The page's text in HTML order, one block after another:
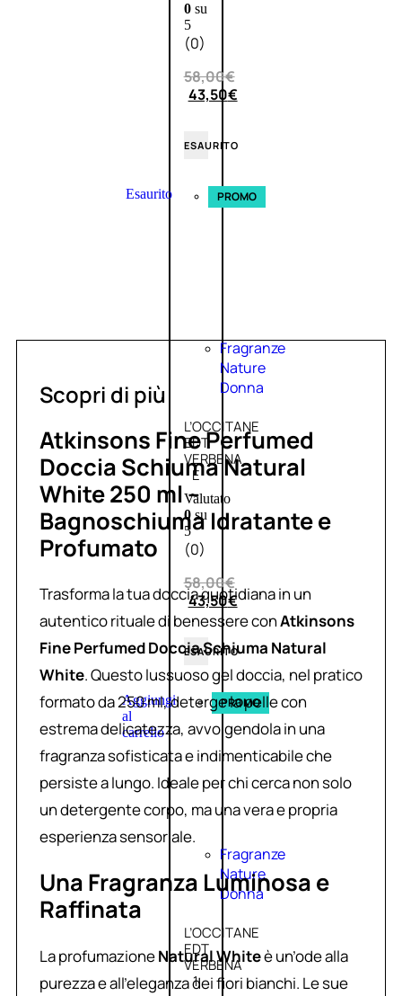
0su
5
(0)
58,00€
43,50€
ESAURITO
Esaurito PROMO
Fragranze
Nature
Donna
L’OCCITANE
EDT
VERBENA
E
Valutato
0su
5
(0)
58,00€
43,50€
ESAURITO
Aggiungi
al
carrello
PROMO
Fragranze
Nature
Donna
L’OCCITANE
EDT
VERBENA
1
Scopri di più
Atkinsons Fine Perfumed
Doccia Schiuma Natural
White 250 ml –
Bagnoschiuma Idratante e
Profumato
Trasforma la tua doccia quotidiana in un
autentico rituale di benessere conAtkinsons
Fine Perfumed Doccia Schiuma Natural
White. Questo lussuoso gel doccia, nel pratico
formato da 250 ml, deterge la pelle con
estrema delicatezza, avvolgendola in una
fragranza sofisticata e indimenticabile che
persiste a lungo. Ideale per chi cerca non solo
un detergente corpo, ma una vera e propria
esperienza sensoriale.
Una Fragranza Luminosa e
Raffinata
La profumazioneNatural Whiteè un’ode alla
purezza e all’eleganza dei fiori bianchi. Le sue